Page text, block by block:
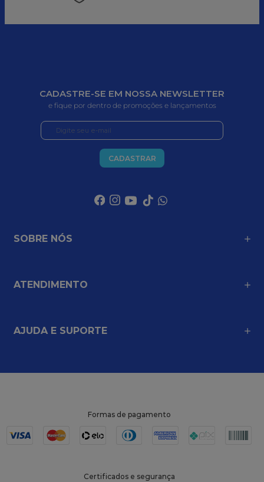
CADASTRE-SE EM NOSSA NEWSLETTER
e fique por dentro de promoções e lançamentos
CADASTRAR
SOBRE NÓS
ATENDIMENTO
AJUDA E SUPORTE
Formas de pagamento
Certificados e segurança